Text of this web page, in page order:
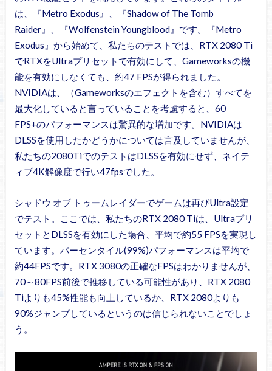
は、『Metro Exodus』、『Shadow of The Tomb
Raider』、『Wolfenstein Youngblood』です。『Metro
Exodus』から始めて、私たちのテストでは、RTX 2080 Ti
でRTXをUltraプリセットで有効にして、Gameworksの機
能を有効にしなくても、約47 FPSが得られました。
NVIDIAは、（Gameworksのエフェクトを含む）すべてを
最大化していると言っていることを考慮すると、60
FPS+のパフォーマンスは驚異的な増加です。NVIDIAは
DLSSを使用したかどうかについては言及していませんが、
私たちの2080TiでのテストはDLSSを有効にせず、ネイテ
ィブ4K解像度で行い47fpsでした。
シャドウ オブ トゥームレイダーでゲームは再びUltra設定
でテスト。ここでは、私たちのRTX 2080 Tiは、Ultraプリ
セットとDLSSを有効にした場合、平均で約55 FPSを実現し
ています。パーセンタイル(99%)パフォーマンスは平均で
約44FPSです。RTX 3080の正確なFPSはわかりませんが、
70～80FPS前後で推移している可能性があり、RTX 2080
Tiよりも45%性能も向上しているか、RTX 2080よりも
90%ジャンプしているというのは信じられないことでしょ
う。